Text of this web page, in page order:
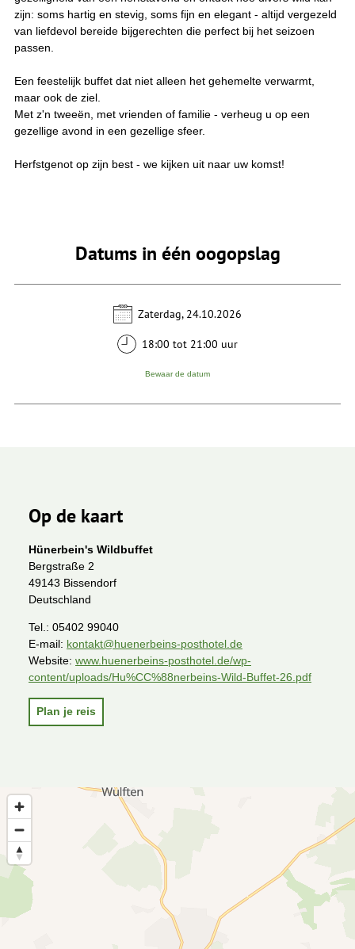
zijn: soms hartig en stevig, soms fijn en elegant - altijd vergezeld
van liefdevol bereide bijgerechten die perfect bij het seizoen
passen.
Een feestelijk buffet dat niet alleen het gehemelte verwarmt,
maar ook de ziel.
Met z'n tweeën, met vrienden of familie - verheug u op een
gezellige avond in een gezellige sfeer.
Herfstgenot op zijn best - we kijken uit naar uw komst!
Datums in één oogopslag
Zaterdag, 24.10.2026
18:00 tot 21:00 uur
Bewaar de datum
Op de kaart
Hünerbein's Wildbuffet
Bergstraße 2
49143 Bissendorf
Deutschland
Tel.: 05402 99040
E-mail: kontakt@huenerbeins-posthotel.de
Website: www.huenerbeins-posthotel.de/wp-
content/uploads/Hu%CC%88nerbeins-Wild-Buffet-26.pdf
Plan je reis